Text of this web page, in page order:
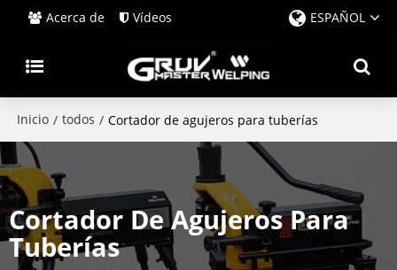
Acerca de Vídeos ESPAÑOL
Inicio / todos / Cortador de agujeros para tuberías
Cortador De Agujeros Para
Tuberías